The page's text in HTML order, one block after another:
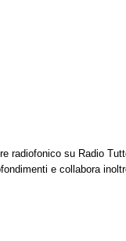
radiofonico su Radio
e collabora